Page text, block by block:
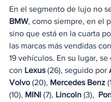
En el segmento de lujo no
BMW, como siempre, en el
sino que está en la cuarta
las marcas más vendidas
19 vehículos. En su lugar,
con Lexus (26), seguido por
Volvo (20), Mercedes Benz
(10), MINI (7), Lincoln (3),